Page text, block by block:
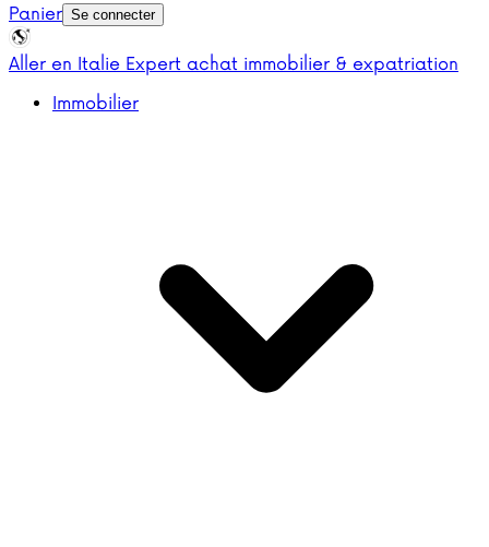
Panier Se connecter
Aller en Italie Expert achat immobilier & expatriation
Immobilier